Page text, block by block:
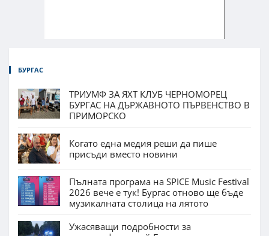
БУРГАС
ТРИУМФ ЗА ЯХТ КЛУБ ЧЕРНОМОРЕЦ
БУРГАС НА ДЪРЖАВНОТО ПЪРВЕНСТВО В
ПРИМОРСКО
Когато една медия реши да пише
присъди вместо новини
Пълната програма на SPICE Music Festival
2026 вече е тук! Бургас отново ще бъде
музикалната столица на лятото
Ужасяващи подробности за